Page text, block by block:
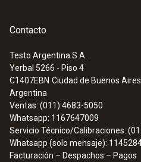
Contacto
Testo Argentina S.A.
Yerbal 5266 - Piso 4
C1407EBN Ciudad de Buenos Aires
Argentina
Ventas: (011) 4683-5050
Whatsapp: 1167647009
Servicio Técnico/Calibraciones:
Whatsapp (solo mensaje):
Facturación – Despachos – Pagos